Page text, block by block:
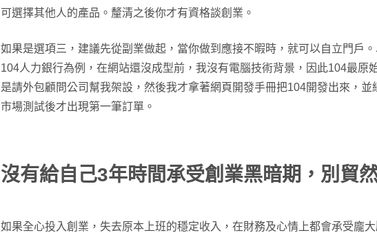
可選擇其他人的產品。釐清之後你才有資格談創業。
如果是選項三，建議先從副業做起，當你做到應接不暇時，就可以自立門戶
104人力銀行為例，在網站還沒成型前，我沒有電腦技術背景，因此104最原
是請外包顧問公司幫我架設，然後我才拿著網頁開發手冊把104開發出來，並
市場測試後才出現第一筆訂單。
沒有給自己3年時間承受創業黑暗期，別貿
如果全心投入創業，失去原本上班的穩定收入，在財務及心情上都會承受龐